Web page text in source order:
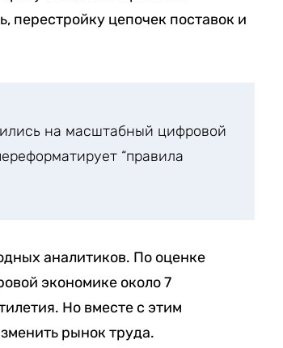
перестройку цепочек поставок и
на масштабный цифровой
“правила
аналитиков. По оценке
экономике около 7
Но вместе с этим
рынок труда.